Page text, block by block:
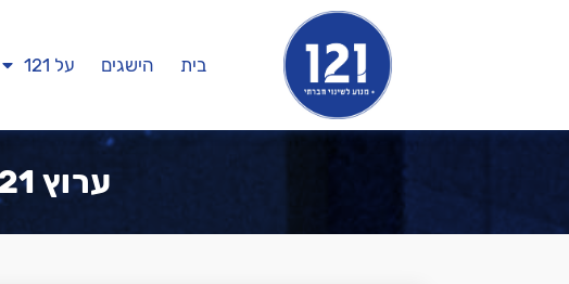
בית הישגים על 121
ערוץ 121